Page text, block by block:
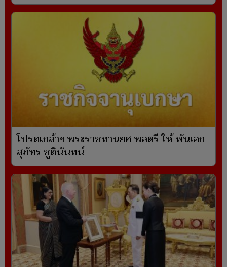
โปรดเกล้าฯ พระราชทานยศ พลตรี ให้ พันเอก
สุภัทร ชูตินันทน์